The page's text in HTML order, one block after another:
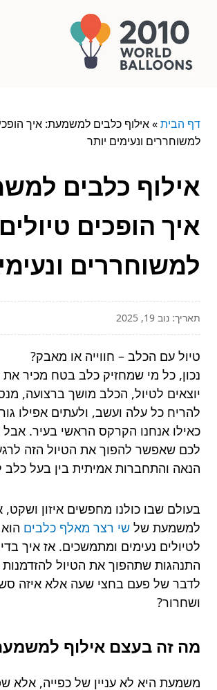
דף הבית»אילוף כלבים למשמעת: איך
למשוחררים ונעימים יותר
אילוף כלבים
איך הופכים טיולים
למשוחררים
תאריך: נוב 19, 2025
טיול עם הכלב – חווייה או מאבק?
נכון, כל מי שמחזיק כלב בטח מכיר את
יוצאים לטיול, הכלב מושך ברצועה,
להריח כל עלה ועשב, ולעתים אפילו
כאילו אנחנו הקרקס הראשי בעיר.
לכם שאפשר להפוך את הטיול הזה
הנאה והתחברות אמיתית בין בעל כלב
בעולם שבו כולנו מחפשים איזון ושקט,
למשמעת של שי רצר מאלף כלבים
לטיולים נעימים ומתמשכים. אז איך
התנהגות שתהפוך את הטיול
לדבר של פעם בחצי שעה אלא איזה
ושחרור?
מה זה בעצם אילוף
משמעת היא לא עניין של כפייה, אלא